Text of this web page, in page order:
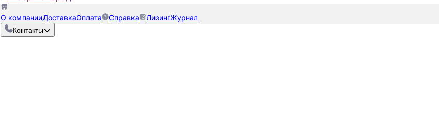
О компанииДоставкаОплата Справка ЛизингЖурнал
Контакты